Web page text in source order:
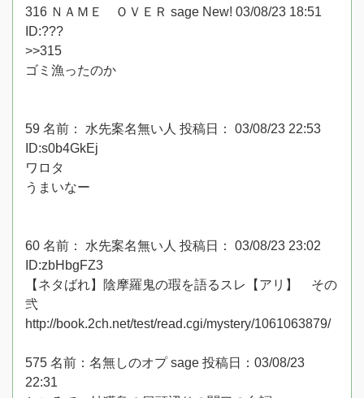
316 ＮＡＭＥ ＯＶＥＲ sage New! 03/08/23 18:51
ID:???
>>315
ゴミ漁ったのか
59 名前： 水先案名無い人 投稿日： 03/08/23 22:53
ID:s0b4GkEj
ワロタ
うまいなー
60 名前： 水先案名無い人 投稿日： 03/08/23 23:02
ID:zbHbgFZ3
【ネタばれ】陰摩羅鬼の瑕を語るスレ【アリ】 その
弐
http://book.2ch.net/test/read.cgi/mystery/1061063879/
575 名前：名無しのオプ sage 投稿日：03/08/23
22:31